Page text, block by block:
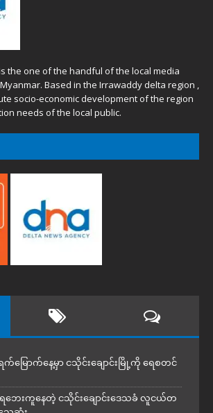
the one of the handful of the local media
Based in the Irrawaddy delta region ,
socio-economic development of the region
needs of the local public.
က်မြောက်နေ့မှာ ငသိုင်းချောင်းမြို့ကို ရေစတင်
ေဘေးကူနေတဲ့ ငသိုင်းချောင်းဒေသခံ လူငယ်တ